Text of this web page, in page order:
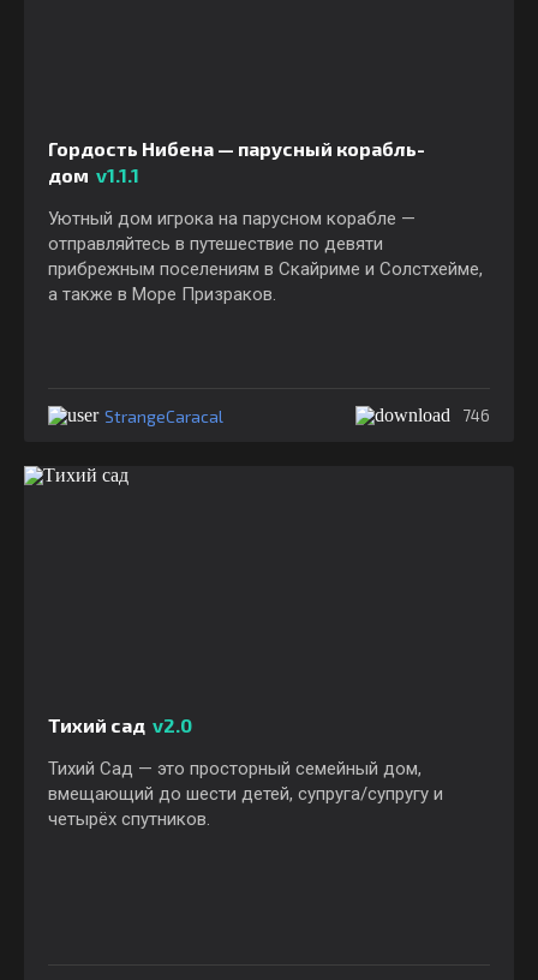
Гордость Нибена — парусный корабль-
дом v1.1.1
Уютный дом игрока на парусном корабле —
отправляйтесь в путешествие по девяти
прибрежным поселениям в Скайриме и Солстхейме,
а также в Море Призраков.
StrangeCaracal 746
Тихий сад v2.0
Тихий Сад — это просторный семейный дом,
вмещающий до шести детей, супруга/супругу и
четырёх спутников.